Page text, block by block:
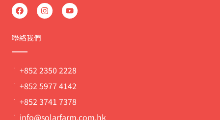
F
a
c
b
o
I
n
s
m
Y
o
u
聯絡我們
+852 2350 2228
+852 5977 4142
+852 3741 7378
info@solarfarm.com.hk